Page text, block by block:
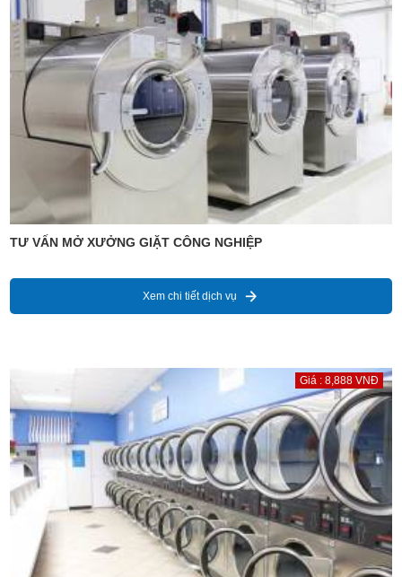
TƯ VẤN MỞ XƯỞNG GIẶT CÔNG NGHIỆP
Xem chi tiết dịch vụ
Giá : 8,888 VNĐ